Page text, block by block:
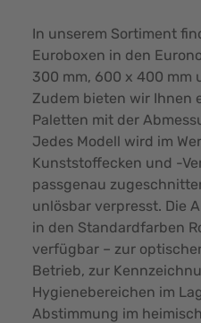
In unserem Sortiment
Euroboxen in den
300 mm, 600 x 400 mm
Zudem bieten wir Ihnen
Paletten mit der
Jedes Modell wird im
Kunststoffecken und -
passgenau
unlösbar verpresst. Die
in den Standardfarben
verfügbar – zur
Betrieb, zur
Hygienebereichen im
Abstimmung im